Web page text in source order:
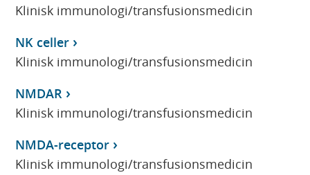
Klinisk immunologi/transfusionsmedicin
NK celler
Klinisk immunologi/transfusionsmedicin
NMDAR
Klinisk immunologi/transfusionsmedicin
NMDA-receptor
Klinisk immunologi/transfusionsmedicin